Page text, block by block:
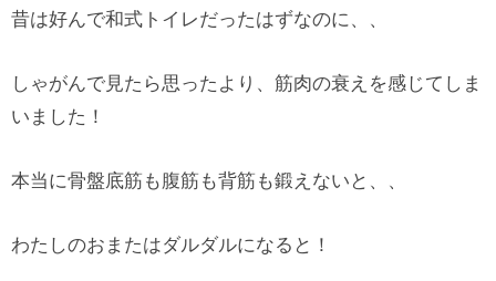
昔は好んで和式トイレだったはずなのに、、
しゃがんで見たら思ったより、筋肉の衰えを感じてしま
いました！
本当に骨盤底筋も腹筋も背筋も鍛えないと、、
わたしのおまたはダルダルになると！